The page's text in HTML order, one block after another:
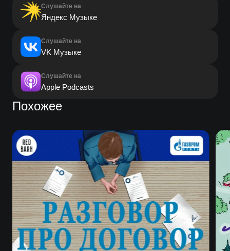
Слушайте на
Яндекс Музыке
Слушайте на
VK Музыке
Слушайте на
Apple Podcasts
Похожее